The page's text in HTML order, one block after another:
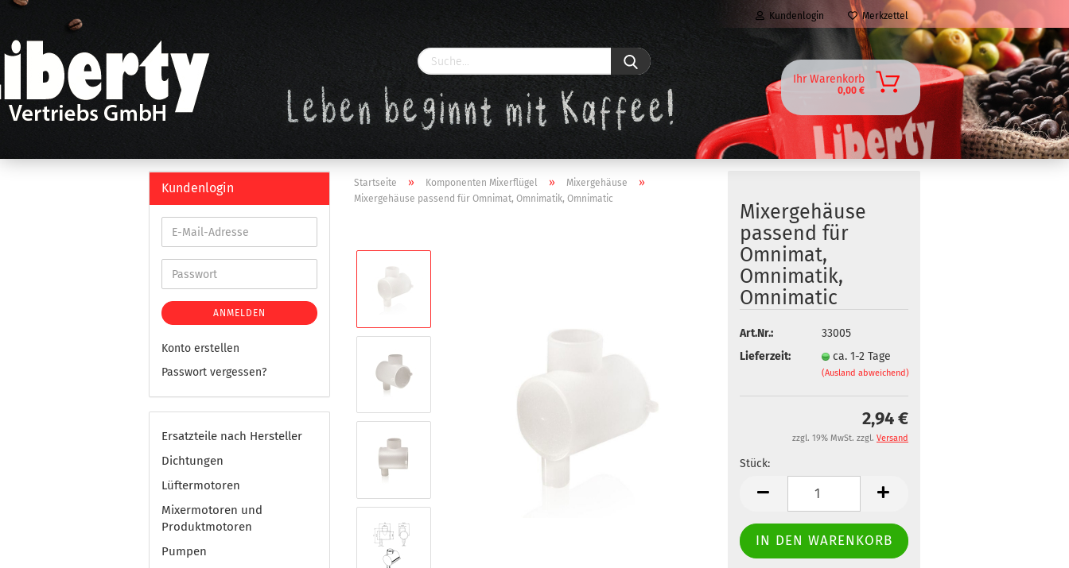
Kundenlogin Merkzettel
Ihr Warenkorb
0,00 €
Startseite » Komponenten Mixerflügel » Mixergehäuse »
Mixergehäuse passend für Omnimat, Omnimatik, Omnimatic
Mixergehäuse
passend für
Omnimat,
Omnimatik,
Omnimatic
Art.Nr.:
33005
Lieferzeit:
ca. 1-2 Tage
(Ausland abweichend)
2,94 €
zzgl. 19% MwSt. zzgl. Versand
Stück:
Stück
Kundenlogin
ANMELDEN
Konto erstellen
Passwort vergessen?
Ersatzteile nach Hersteller
Dichtungen
Lüftermotoren
Mixermotoren und
Produktmotoren
Pumpen